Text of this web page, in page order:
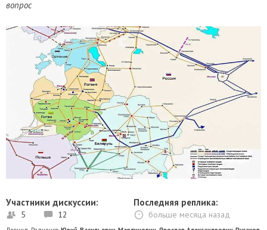
вопрос
Участники дискуссии:
5 12
Последняя реплика:
больше месяца назад